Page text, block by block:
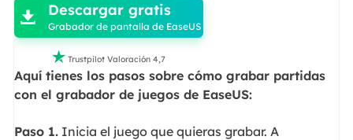
 Descargar gratis
Grabador de pantalla de EaseUS
 Trustpilot Valoración 4,7
Aquí tienes los pasos sobre cómo grabar partidas
con el grabador de juegos de EaseUS:
Paso 1.Inicia el juego que quieras grabar. A